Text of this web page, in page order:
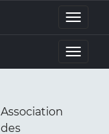
Toggle
Toggle
Association
des